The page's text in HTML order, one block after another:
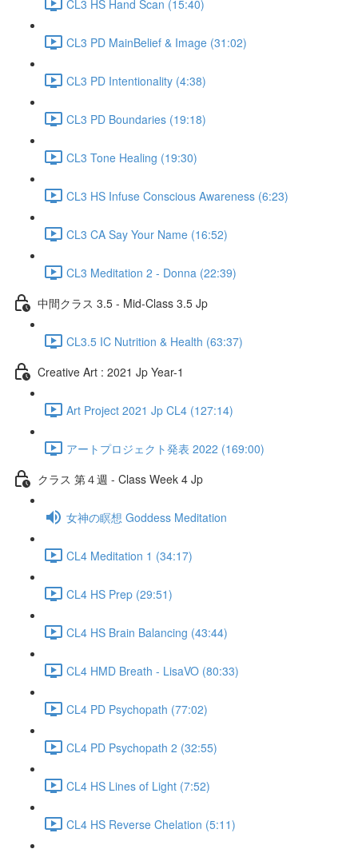
CL3 HS Hand Scan (15:40)
CL3 PD MainBelief & Image (31:02)
CL3 PD Intentionality (4:38)
CL3 PD Boundaries (19:18)
CL3 Tone Healing (19:30)
CL3 HS Infuse Conscious Awareness (6:23)
CL3 CA Say Your Name (16:52)
CL3 Meditation 2 - Donna (22:39)
中間クラス 3.5 - Mid-Class 3.5 Jp
CL3.5 IC Nutrition & Health (63:37)
Creative Art : 2021 Jp Year-1
Art Project 2021 Jp CL4 (127:14)
アートプロジェクト発表 2022 (169:00)
クラス 第４週 - Class Week 4 Jp
女神の瞑想 Goddess Meditation
CL4 Meditation 1 (34:17)
CL4 HS Prep (29:51)
CL4 HS Brain Balancing (43:44)
CL4 HMD Breath - LisaVO (80:33)
CL4 PD Psychopath (77:02)
CL4 PD Psychopath 2 (32:55)
CL4 HS Lines of Light (7:52)
CL4 HS Reverse Chelation (5:11)